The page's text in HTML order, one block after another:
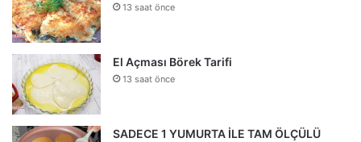
13 saat önce
El Açması Börek Tarifi
13 saat önce
SADECE 1 YUMURTA İLE TAM ÖLÇÜLÜ